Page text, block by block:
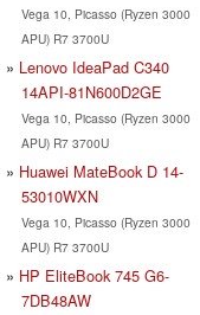
Vega 10, Picasso (Ryzen 3000
APU) R7 3700U
Lenovo IdeaPad C340
14API-81N600D2GE
Vega 10, Picasso (Ryzen 3000
APU) R7 3700U
Huawei MateBook D 14-
53010WXN
Vega 10, Picasso (Ryzen 3000
APU) R7 3700U
HP EliteBook 745 G6-
7DB48AW